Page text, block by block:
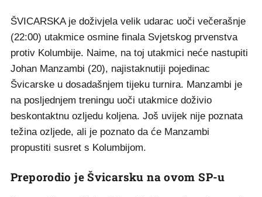
ŠVICARSKA je doživjela velik udarac uoči večerašnje
(22:00) utakmice osmine finala Svjetskog prvenstva
protiv Kolumbije. Naime, na toj utakmici neće nastupiti
Johan Manzambi (20), najistaknutiji pojedinac
Švicarske u dosadašnjem tijeku turnira. Manzambi je
na posljednjem treningu uoči utakmice doživio
beskontaktnu ozljedu koljena. Još uvijek nije poznata
težina ozljede, ali je poznato da će Manzambi
propustiti susret s Kolumbijom.
Preporodio je Švicarsku na ovom SP-u